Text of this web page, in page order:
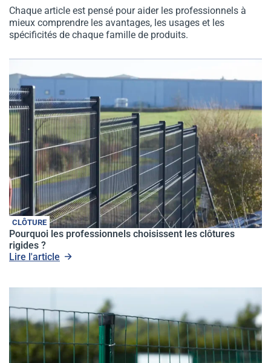
Chaque article est pensé pour aider les professionnels à
mieux comprendre les avantages, les usages et les
spécificités de chaque famille de produits.
CLÔTURE
Pourquoi les professionnels choisissent les clôtures
rigides ?
Lire l'article